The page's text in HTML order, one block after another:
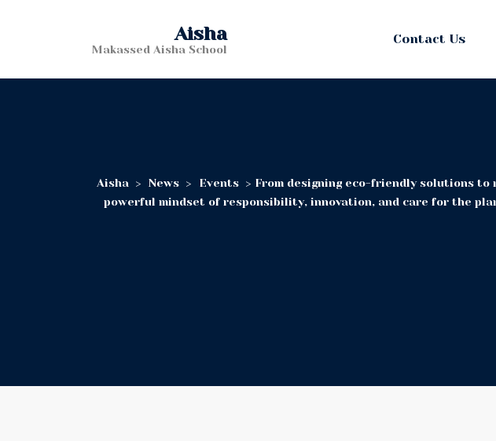
Contact Us
Aisha
Makassed Aisha School
Aisha > News > Events > From designing eco-friendly solutions
powerful mindset of responsibility, innovation, and care for the